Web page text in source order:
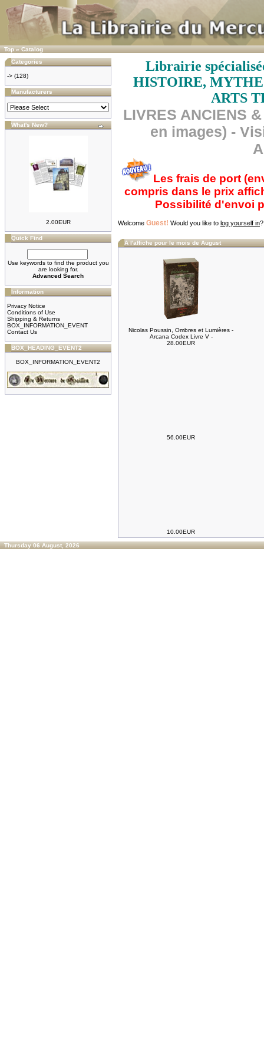
Top»Catalog
Categories
-> (128)
Manufacturers
What's New?
2.00EUR
Quick Find
Use keywords to find the product you
are looking for.
Advanced Search
Information
Privacy Notice
Conditions of Use
Shipping & Returns
BOX_INFORMATION_EVENT
Contact Us
BOX_HEADING_EVENT2
BOX_INFORMATION_EVENT2
Librairie
HISTOIRE,
ARTS
LIVRES ANCIENS
en images) -
Les frais de port
compris dans le prix
Possibilité d'envoi
Welcome Guest! Would you like to log yourself in
A l'affiche pour le mois de August
Nicolas Poussin, Ombres et Lumières -
Arcana Codex Livre V -
28.00EUR
56.00EUR
10.00EUR
Thursday 06 August, 2026